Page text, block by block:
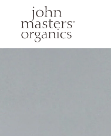
コンテンツにスキッ
プする